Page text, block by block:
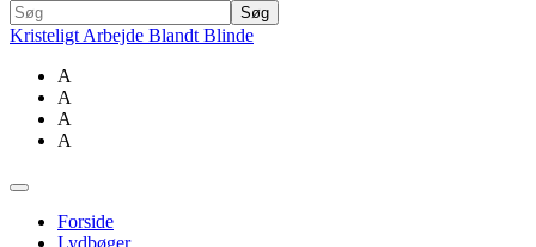
Kristeligt Arbejde Blandt Blinde
A
A
A
A
Forside
Lydbøger